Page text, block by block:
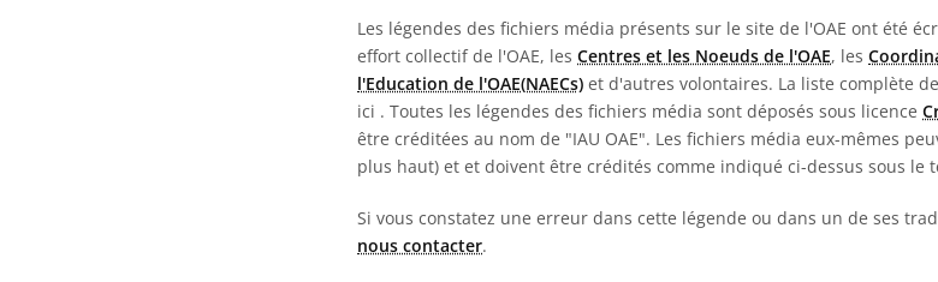
Les légendes des fichiers média présents sur le site de l'OAE ont été
effort collectif de l'OAE, les Centres et les Noeuds de l'OAE, les
l'Education de l'OAE(NAECs) et d'autres volontaires. La liste complète
ici . Toutes les légendes des fichiers média sont déposés sous licence
être créditées au nom de "IAU OAE". Les fichiers média eux-mêmes
plus haut) et et doivent être crédités comme indiqué ci-dessus sous le
Si vous constatez une erreur dans cette légende ou dans un de ses
nous contacter.